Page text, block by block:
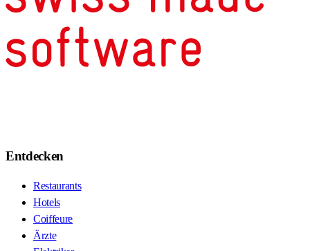
Entdecken
Restaurants
Hotels
Coiffeure
Ärzte